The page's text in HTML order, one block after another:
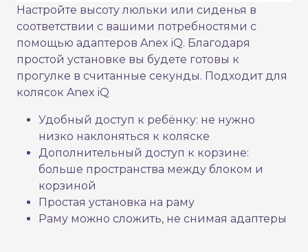
Настройте высоту люльки или сиденья в
соответствии с вашими потребностями с
помощью адаптеров Anex iQ. Благодаря
простой установке вы будете готовы к
прогулке в считанные секунды. Подходит для
колясок Anex iQ
Удобный доступ к ребёнку: не нужно
низко наклоняться к коляске
Дополнительный доступ к корзине:
больше пространства между блоком и
корзиной
Простая установка на раму
Раму можно сложить, не снимая адаптеры